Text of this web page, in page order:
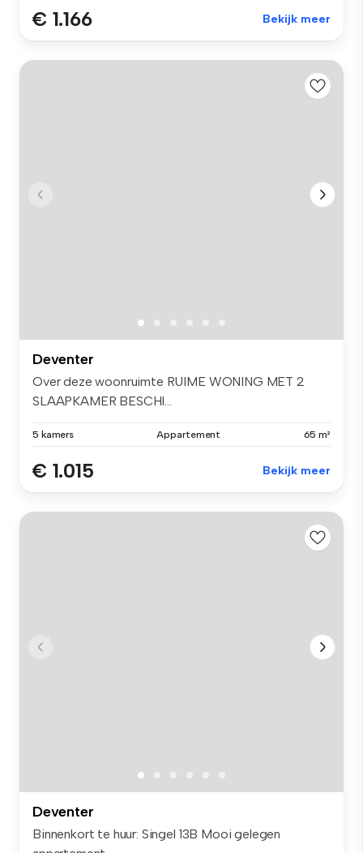
€ 1.166 Bekijk meer
Deventer
Over deze woonruimte RUIME WONING MET 2
SLAAPKAMER BESCHI...
5 kamers Appartement 65 m²
€ 1.015 Bekijk meer
Deventer
Binnenkort te huur: Singel 13B Mooi gelegen